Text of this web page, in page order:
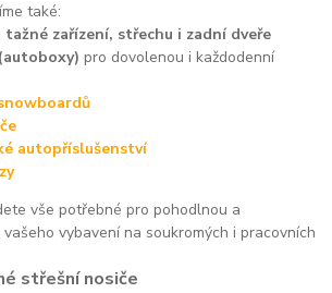
také:
zařízení, střechu i zadní dveře
pro dovolenou i každodenní
autopříslušenství
vše potřebné pro pohodlnou a
vybavení na soukromých i pracovních
střešní nosiče